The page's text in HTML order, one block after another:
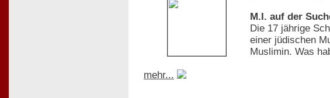
M.I. auf der
Die 17 jährige
einer jüdischen
Muslimin. Was
mehr...